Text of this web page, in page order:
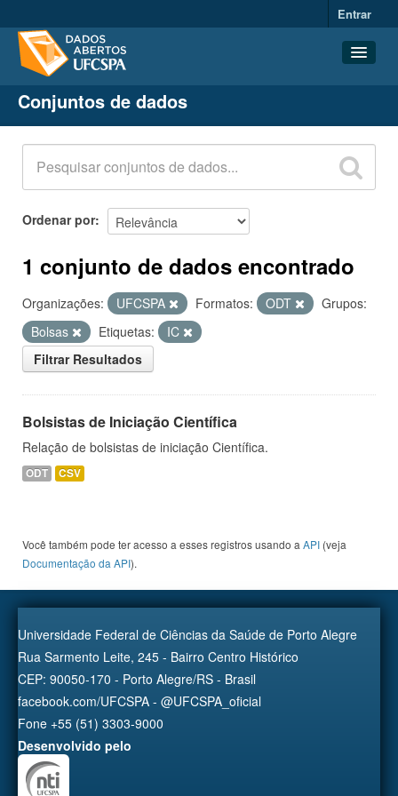
Entrar
Conjuntos de dados
Organizações
Grupos
Sobre
Conjuntos de dados
Ordenar por
1 conjunto de dados encontrado
Organizações: UFCSPA Formatos: ODT
Grupos:
Bolsas
Etiquetas:
IC
Filtrar Resultados
Bolsistas de Iniciação Científica
Relação de bolsistas de iniciação Científica.
ODT CSV
Você também pode ter acesso a esses registros usando a API (veja
Documentação da API).
Universidade Federal de Ciências da Saúde de Porto Alegre
Rua Sarmento Leite, 245 - Bairro Centro Histórico
CEP: 90050-170 - Porto Alegre/RS - Brasil
facebook.com/UFCSPA - @UFCSPA_oficial
Fone +55 (51) 3303-9000
Desenvolvido pelo